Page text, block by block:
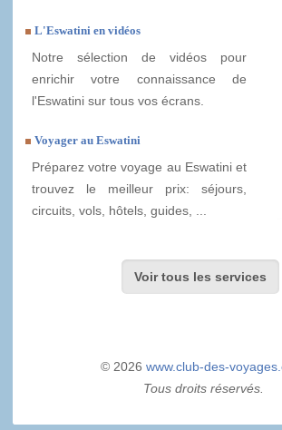
L'Eswatini en vidéos
Notre sélection de vidéos pour
enrichir votre connaissance de
l'Eswatini sur tous vos écrans.
Voyager au Eswatini
Préparez votre voyage au Eswatini et
trouvez le meilleur prix: séjours,
circuits, vols, hôtels, guides, ...
Voir tous les services
© 2026 www.club-des-
Tous droits réservés.